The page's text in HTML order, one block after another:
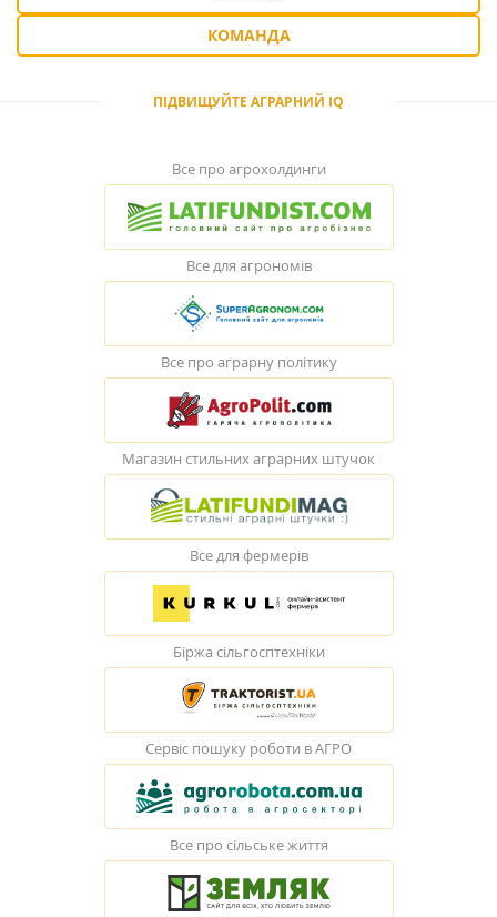
КОМАНДА
ПІДВИЩУЙТЕ АГРАРНИЙ IQ
Все про агрохолдинги
Все для агрономів
Все про аграрну політику
Магазин стильних аграрних штучок
Все для фермерів
Біржа сільгосптехніки
Сервіс пошуку роботи в АГРО
Все про сільське життя